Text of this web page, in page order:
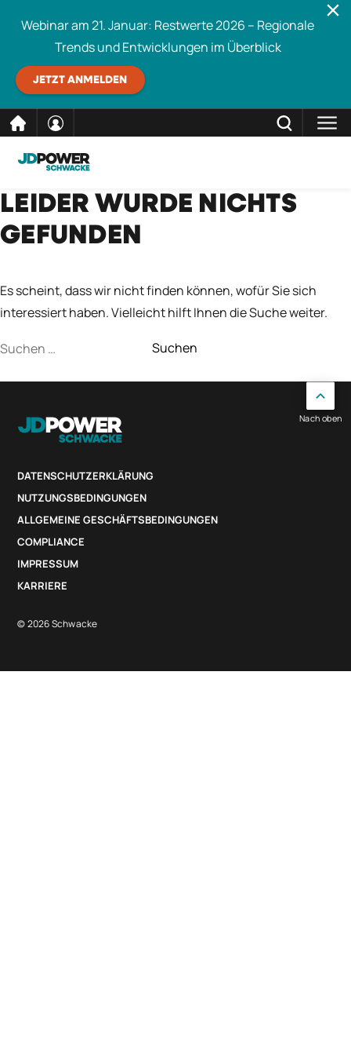
direkt
zum
Inhalt
Webinar am 21. Januar: Restwerte 2026 – Regionale
Trends und Entwicklungen im Überblick
JETZT ANMELDEN
Schwacke durchsuchen SCHLIESSEN
LEIDER WURDE NICHTS
GEFUNDEN
Es scheint, dass wir nicht finden können, wofür Sie sich
interessiert haben. Vielleicht hilft Ihnen die Suche weiter.
Suchen
DATENSCHUTZERKLÄRUNG
NUTZUNGSBEDINGUNGEN
ALLGEMEINE GESCHÄFTSBEDINGUNGEN
COMPLIANCE
IMPRESSUM
KARRIERE
© 2026 Schwacke
Nach oben